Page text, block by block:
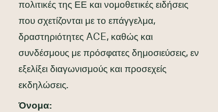
πολιτικές της ΕΕ και νομοθετικές ειδήσεις
που σχετίζονται με το επάγγελμα,
δραστηριότητες ACE, καθώς και
συνδέσμους με πρόσφατες δημοσιεύσεις, εν
εξελίξει διαγωνισμούς και προσεχείς
εκδηλώσεις.